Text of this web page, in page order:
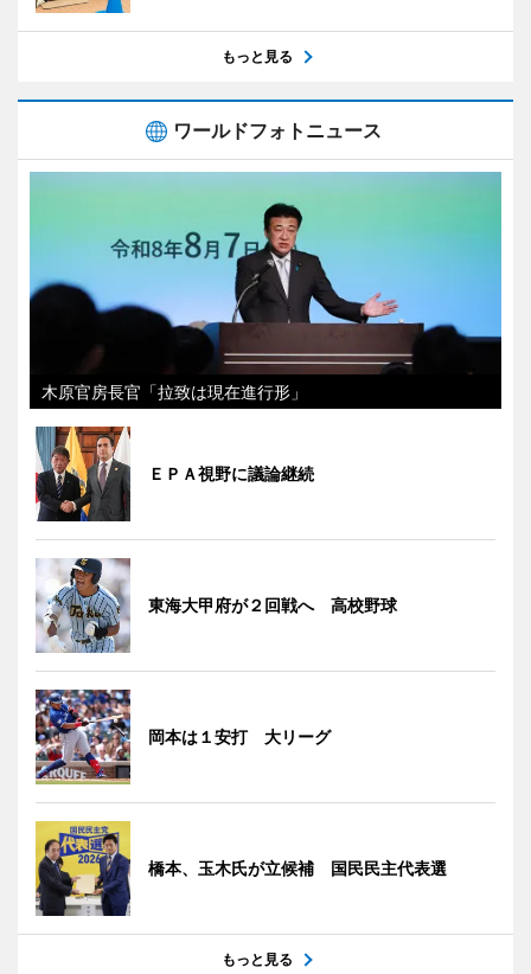
もっと見る
ワールドフォトニュース
木原官房長官「拉致は現在進行形」
ＥＰＡ視野に議論継続
東海大甲府が２回戦へ 高校野球
岡本は１安打 大リーグ
橋本、玉木氏が立候補 国民民主代表選
もっと見る